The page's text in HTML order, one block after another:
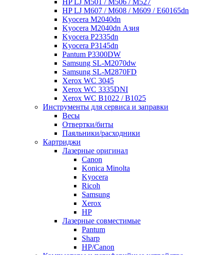
HP LJ M607 / M608 / M609 / E60165dn
Kyocera M2040dn
Kyocera M2040dn Азия
Kyocera P2335dn
Kyocera P3145dn
Pantum P3300DW
Samsung SL-M2070dw
Samsung SL-M2870FD
Xerox WC 3045
Xerox WC 3335DNI
Xerox WC B1022 / B1025
Инструменты для сервиса и заправки
Весы
Отвертки/биты
Паяльники/расходники
Картриджи
Лазерные оригинал
Canon
Konica Minolta
Kyocera
Ricoh
Samsung
Xerox
НР
Лазерные совместимые
Pantum
Sharp
НР/Сanon